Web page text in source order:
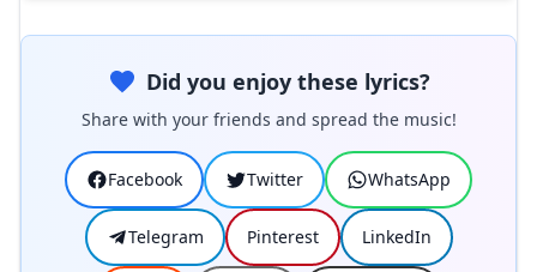
Did you enjoy these lyrics?
Share with your friends and spread the music!
Facebook Twitter WhatsApp
Telegram Pinterest LinkedIn